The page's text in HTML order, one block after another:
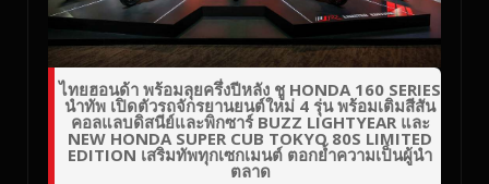
ไทยฮอนด้า พร้อมลุยครึ่งปีหลัง ชู HONDA 160 SERIES
นำทัพ เปิดตัวรถจักรยานยนต์ใหม่ 4 รุ่น พร้อมเติมสีสัน
คอลแลบดิสนีย์และพิกซาร์ BUZZ LIGHTYEAR และ
NEW HONDA SUPER CUB TOKYO 80S LIMITED
EDITION เสริมทัพทุกเซกเมนต์ ตอกย้ำความเป็นผู้นำ
ตลาด